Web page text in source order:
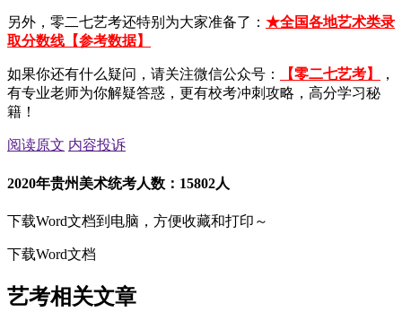
另外，零二七艺考还特别为大家准备了： ★全国各地艺术类录
取分数线【参考数据】
如果你还有什么疑问，请关注微信公众号： 【零二七艺考】
，
有专业老师为你解疑答惑，更有校考冲刺攻略，高分学习秘
籍！
阅读原文 内容投诉
2020年贵州美术统考人数：15802人
下载Word文档到电脑，方便收藏和打印～
下载Word文档
艺考相关文章